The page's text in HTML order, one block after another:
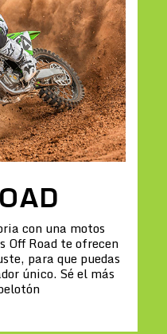
con una motos
Off Road te ofrecen
para que puedas
único. Sé el más